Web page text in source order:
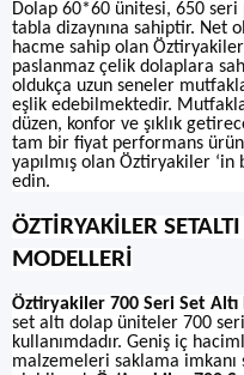
Dolap 60*60 ünitesi, 650
tabla dizaynına sahiptir. Net
hacme sahip olan
paslanmaz çelik dolaplara
oldukça uzun seneler
eşlik edebilmektedir.
düzen, konfor ve şıklık
tam bir fiyat performans
yapılmış olan Öztiryakiler
edin.
ÖZTİRYAKİLER
MODELLERİ
Öztiryakiler 700 Seri Set Altı
set altı dolap üniteler 700
kullanımdadır. Geniş iç
malzemeleri saklama